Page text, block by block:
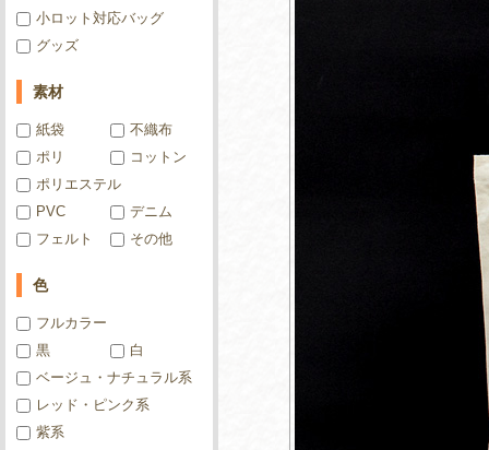
小ロット対応バッグ
グッズ
素材
紙袋
不織布
ポリ
コットン
ポリエステル
PVC
デニム
フェルト
その他
色
フルカラー
黒
白
ベージュ・ナチュラル系
レッド・ピンク系
紫系